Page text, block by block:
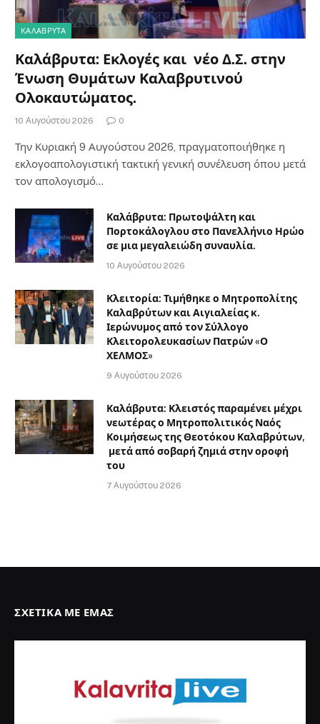
ΚΑΛΆΒΡΥΤΑ
Καλάβρυτα: Εκλογές και νέο Δ.Σ. στην
Ένωση Θυμάτων Καλαβρυτινού
Ολοκαυτώματος.
10 Αυγούστου 2026 0
Την Κυριακή 9 Αυγούστου 2026, πραγματοποιήθηκε η
εκλογοαπολογιστική τακτική γενική συνέλευση όπου μετά
τον απολογισμό…
Καλάβρυτα: Πρωτοψάλτη και
Πορτοκάλογλου στο Πανελλήνιο Ηρώο
σε μια μεγαλειώδη συναυλία.
10 Αυγούστου 2026
Κλειτορία: Τιμήθηκε ο Μητροπολίτης
Καλαβρύτων και Αιγιαλείας κ.
Ιερώνυμος από τον Σύλλογο
Κλειτορολευκασίων Πατρών «Ο
ΧΕΛΜΟΣ»
9 Αυγούστου 2026
Καλάβρυτα: Κλειστός παραμένει μέχρι
νεωτέρας ο Μητροπολιτικός Ναός
Κοιμήσεως της Θεοτόκου Καλαβρύτων,
μετά από σοβαρή ζημιά στην οροφή
του
7 Αυγούστου 2026
ΣΧΕΤΙΚΆ ΜΕ ΕΜΆΣ